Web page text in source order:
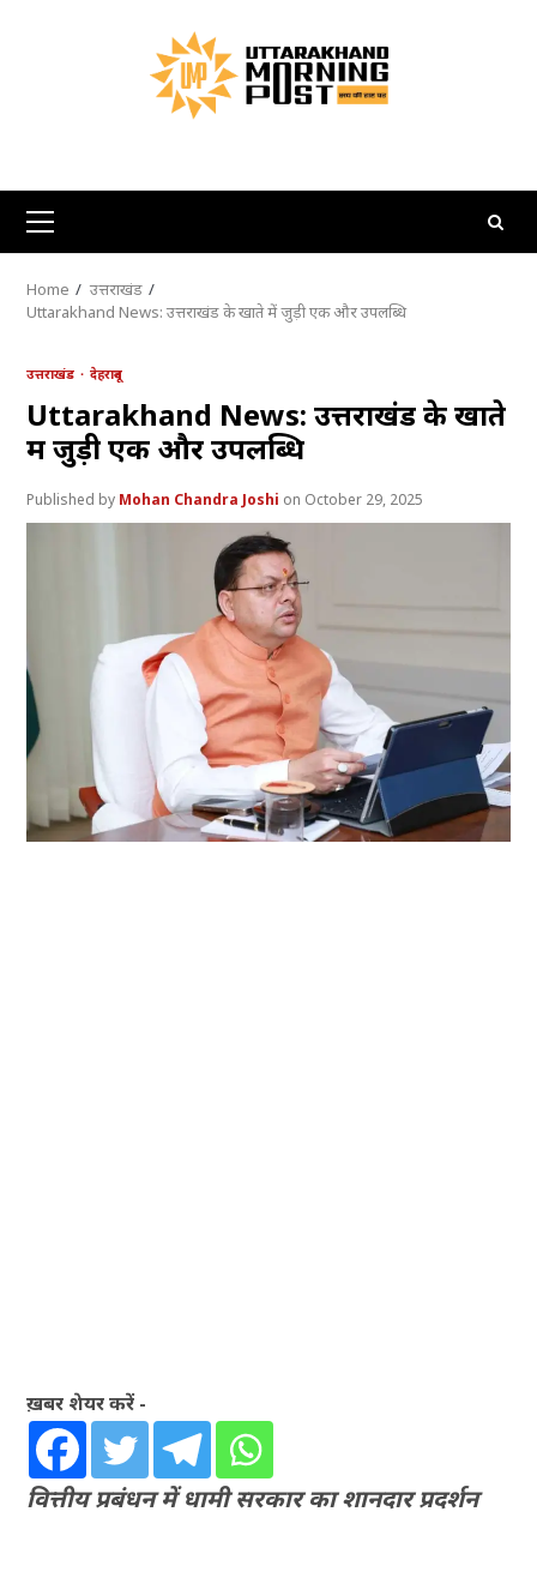
Primary
Menu
Home
उत्तराखंड
Uttarakhand News: उत्तराखंड के खाते में जुड़ी एक और उपलब्धि
उत्तराखंड देहरादून
Uttarakhand News: उत्तराखंड के खाते
में जुड़ी एक और उपलब्धि
Mohan Chandra Joshi October 29, 2025
ख़बर शेयर करें -
वित्तीय प्रबंधन में धामी सरकार का शानदार प्रदर्शन